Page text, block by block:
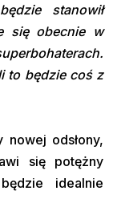
stanowił
się obecnie w
to będzie coś z
nowej odsłony,
się potężny
idealnie